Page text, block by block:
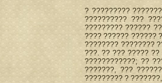
? ?????????
?????????? ???
????????? ??????
???? ?????? ??????
???????? ????????
???. ?? ??? ?????
????????????; ??
???????, ???
????????? ?